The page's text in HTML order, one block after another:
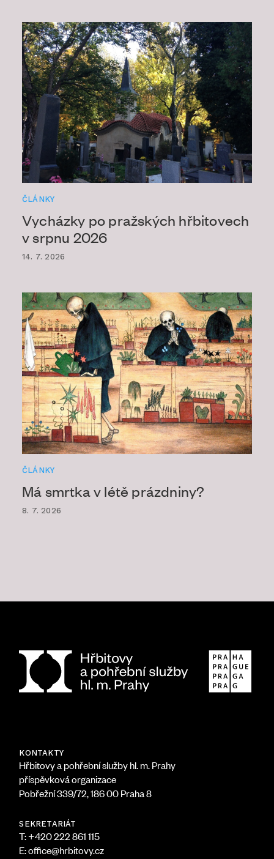
ČLÁNKY
Vycházky po pražských hřbitovech
v srpnu 2026
14. 7. 2026
ČLÁNKY
Má smrtka v létě prázdniny?
8. 7. 2026
KONTAKTY
Hřbitovy a pohřební služby hl. m. Prahy
příspěvková organizace
Pobřežní 339/72, 186 00 Praha 8
SEKRETARIÁT
T: +420 222 861 115
E: office@hrbitovy.cz